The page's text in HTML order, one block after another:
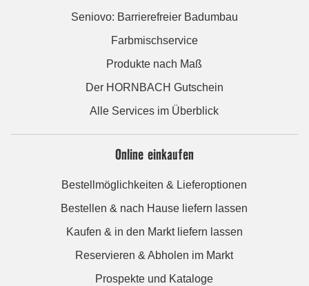
Seniovo: Barrierefreier Badumbau
Farbmischservice
Produkte nach Maß
Der HORNBACH Gutschein
Alle Services im Überblick
Online einkaufen
Bestellmöglichkeiten & Lieferoptionen
Bestellen & nach Hause liefern lassen
Kaufen & in den Markt liefern lassen
Reservieren & Abholen im Markt
Prospekte und Kataloge